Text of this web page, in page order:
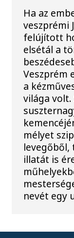
Ha az
veszprémi
felújított
elsétál a
Veszprém
a
világa volt.
mélyet
levegőből,
illatát is
nevét egy